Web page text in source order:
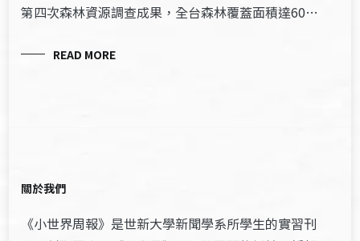
第四次森林資源調查成果，全台森林覆蓋面積達60…
READ MORE
關於我們
《小世界周報》是世新大學新聞學系所學生的實習刊